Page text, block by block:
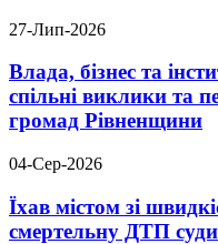
27-Лип-2026
Влада, бізнес та
спільні виклики та
громад Рівненщини
04-Сер-2026
Їхав містом зі
смертельну ДТП